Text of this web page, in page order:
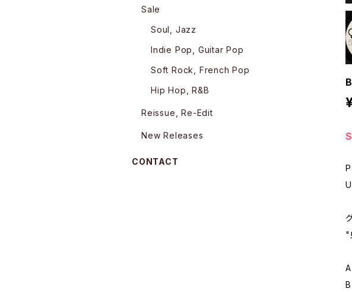
"
Sale
Soul, Jazz
Indie Pop, Guitar Pop
Soft Rock, French Pop
Hip Hop, R&B
Reissue, Re-Edit
New Releases
CONTACT